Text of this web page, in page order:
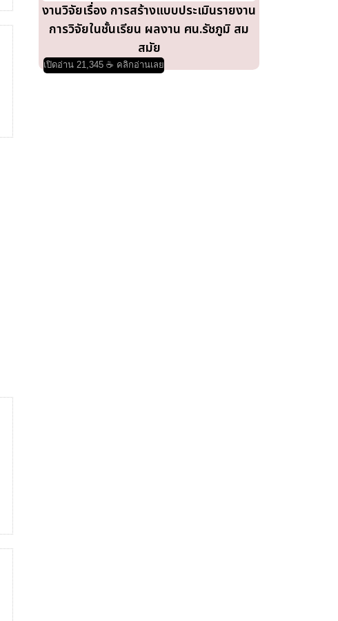
งานวิจัยเรื่อง การสร้างแบบประเมินรายงาน
การวิจัยในชั้นเรียน ผลงาน ศน.รัชภูมิ สม
สมัย
เปิดอ่าน 21,345 ☕ คลิกอ่านเลย